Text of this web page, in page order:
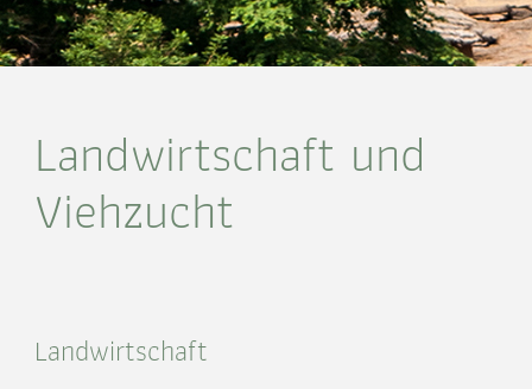
Landwirtschaft und
Viehzucht
Landwirtschaft